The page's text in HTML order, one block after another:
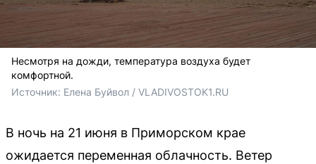
Несмотря на дожди, температура воздуха будет
комфортной.
Источник: Елена Буйвол / VLADIVOSTOK1.RU
В ночь на 21 июня в Приморском крае
ожидается переменная облачность. Ветер